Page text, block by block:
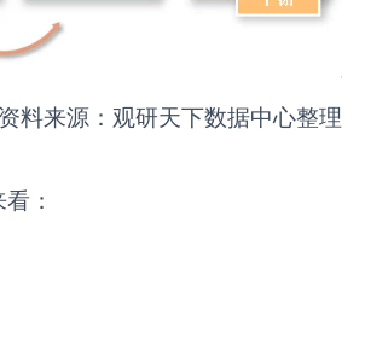
资料来源：观研天下数据中心整理
：